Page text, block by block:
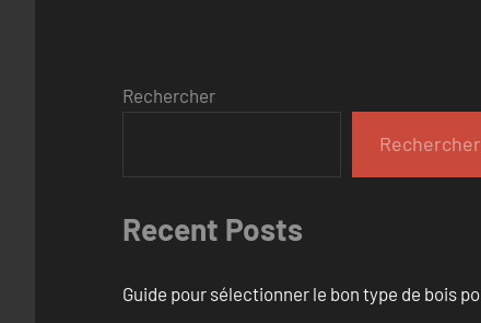
Rechercher
Rechercher
Recent Posts
Guide pour sélectionner le bon type de bois